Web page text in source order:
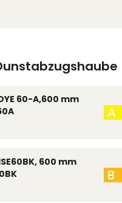
60-A,600 mm
A
600 mm
B